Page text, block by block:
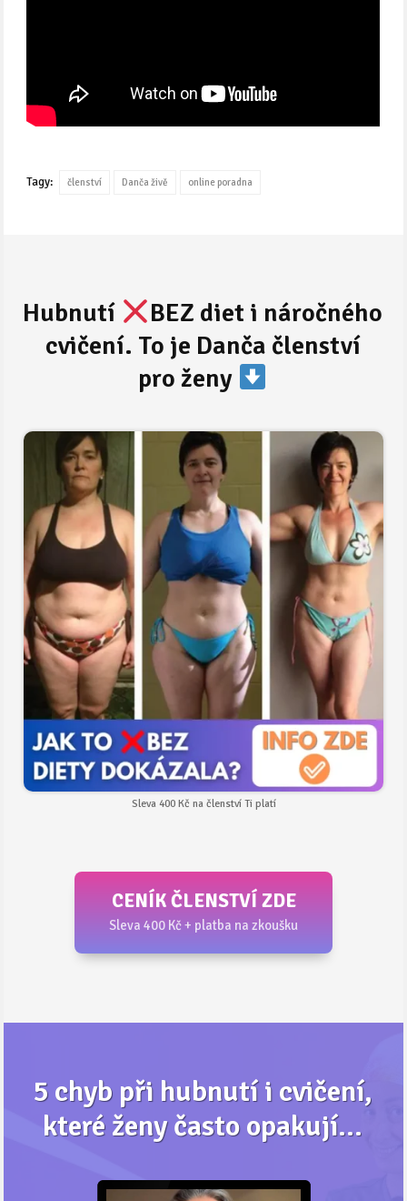
Tagy: členství Danča živě online poradna
Hubnutí
BEZ diet i náročného
cvičení. To je Danča členství
pro ženy
Sleva 400 Kč na členství Ti platí
CENÍK ČLENSTVÍ ZDE
Sleva 400 Kč + platba na zkoušku
5 chyb při hubnutí i cvičení,
které ženy často opakují...